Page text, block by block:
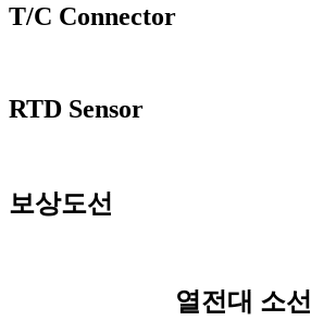
T/C Connector
RTD Sensor
보상도선
열전대 소선